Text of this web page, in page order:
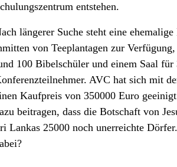
entstehen.
längerer Suche steht eine
von Teeplantagen zur
100 Bibelschüler und einem Saal für
AVC hat sich mit
Kaufpreis von 350000 Euro
beitragen, dass die Botschaft von
Lankas 25000 noch unerreichte